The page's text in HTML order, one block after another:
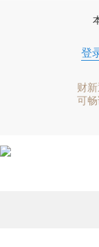
登
财
可